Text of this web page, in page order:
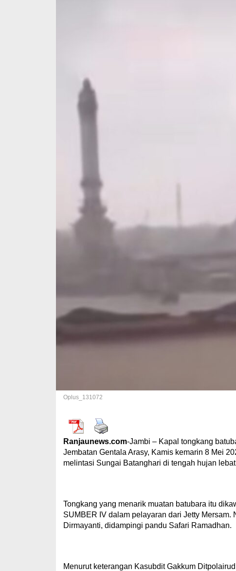
Oplus_131072
Ranjaunews.com-Jambi – Kapal tongkang
Jembatan Gentala Arasy, Kamis kemarin 8 Mei
melintasi Sungai Batanghari di tengah hujan
Tongkang yang menarik muatan batubara itu
SUMBER IV dalam pelayaran dari Jetty
Dirmayanti, didampingi pandu Safari Ramadhan.
Menurut keterangan Kasubdit Gakkum